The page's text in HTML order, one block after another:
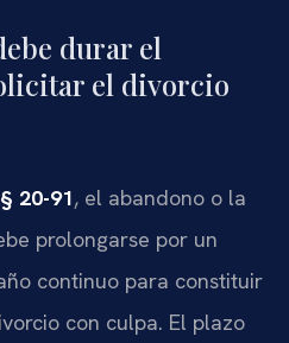
durar el
el divorcio
20-91, el abandono o la
prolongarse por un
continuo para constituir
con culpa. El plazo